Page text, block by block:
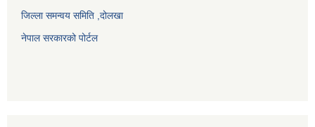
जिल्ला समन्वय समिति ,दोलखा
नेपाल सरकारको पोर्टल